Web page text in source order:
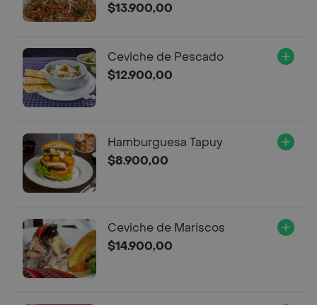
$13.900,00
Ceviche de Pescado
$12.900,00
Hamburguesa Tapuy
$8.900,00
Ceviche de Mariscos
$14.900,00